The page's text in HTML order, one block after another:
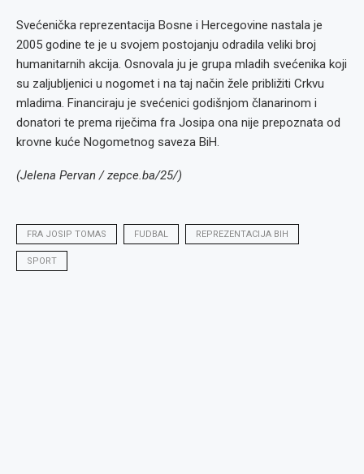
Svećenička reprezentacija Bosne i Hercegovine nastala je
2005 godine te je u svojem postojanju odradila veliki broj
humanitarnih akcija. Osnovala ju je grupa mladih svećenika koji
su zaljubljenici u nogomet i na taj način žele približiti Crkvu
mladima. Financiraju je svećenici godišnjom članarinom i
donatori te prema riječima fra Josipa ona nije prepoznata od
krovne kuće Nogometnog saveza BiH.
(Jelena Pervan / zepce.ba/25/)
FRA JOSIP TOMAS FUDBAL REPREZENTACIJA BIH
SPORT